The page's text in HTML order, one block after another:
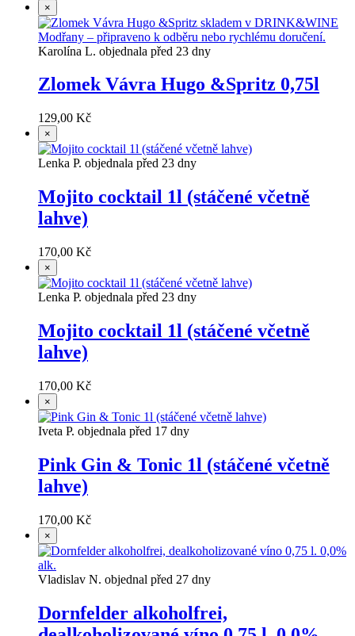
×
Karolína L. objednala před 23 dny
Zlomek Vávra Hugo &Spritz 0,75l
129,00 Kč
×
Lenka P. objednala před 23 dny
Mojito cocktail 1l (stáčené včetně
lahve)
170,00 Kč
×
Lenka P. objednala před 23 dny
Mojito cocktail 1l (stáčené včetně
lahve)
170,00 Kč
×
Iveta P. objednala před 17 dny
Pink Gin & Tonic 1l (stáčené včetně
lahve)
170,00 Kč
×
Vladislav N. objednal před 27 dny
Dornfelder alkoholfrei,